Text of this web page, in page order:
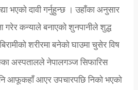
भएको दावी गर्नुहुन्छ । उहाँका अनुसार
गरेर कन्याले बनाएको शुनपानीले शुद्ध
शरीरमा बनेको घाउमा चुसेर विष
अस्पतालले नेपालगञ्ज सिफारिस
आफूकहाँ आएर उपचारपछि निको भएको